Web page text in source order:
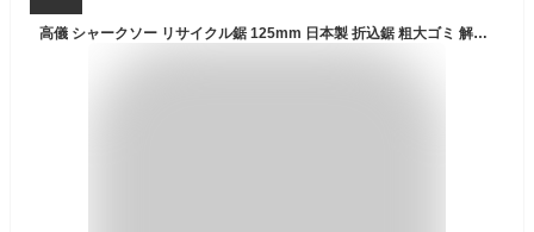
高儀 シャークソー リサイクル鋸 125mm 日本製 折込鋸 粗大ゴミ 解体 分別 木材 合板 集成材 鉄 ステンレス プラスチック カーペット のこぎり ノコギリ たかぎ